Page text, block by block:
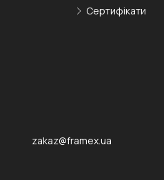
Сертифікати
zakaz@framex.ua